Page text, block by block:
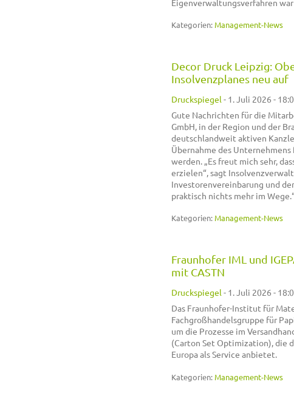
Eigenverwaltungsverfahren
Kategorien:Management-News
Decor Druck Leipzig:
Insolvenzplanes neu auf
Druckspiegel - 1. Juli 2026 -
Gute Nachrichten für die
GmbH, in der Region und der
deutschlandweit aktiven
Übernahme des
werden. „Es freut mich sehr,
erzielen“, sagt
Investorenvereinbarung und
praktisch nichts mehr im
Kategorien:Management-News
Fraunhofer IML und
mit CASTN
Druckspiegel - 1. Juli 2026 -
Das Fraunhofer-Institut für
Fachgroßhandelsgruppe für
um die Prozesse im
(Carton Set Optimization), die
Europa als Service anbietet.
Kategorien: Management-News